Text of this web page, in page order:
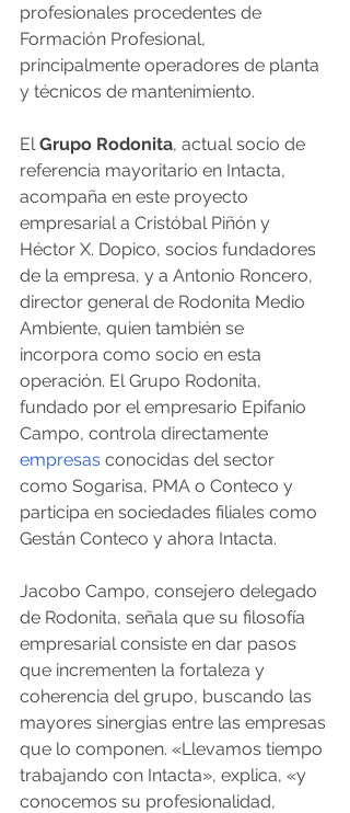
profesionales procedentes de
Formación Profesional,
principalmente operadores de planta
y técnicos de mantenimiento.
El Grupo Rodonita, actual socio de
referencia mayoritario en Intacta,
acompaña en este proyecto
empresarial a Cristóbal Piñón y
Héctor X. Dopico, socios fundadores
de la empresa, y a Antonio Roncero,
director general de Rodonita Medio
Ambiente, quien también se
incorpora como socio en esta
operación. El Grupo Rodonita,
fundado por el empresario Epifanio
Campo, controla directamente
empresas conocidas del sector
como Sogarisa, PMA o Conteco y
participa en sociedades filiales como
Gestán Conteco y ahora Intacta.
Jacobo Campo, consejero delegado
de Rodonita, señala que su filosofía
empresarial consiste en dar pasos
que incrementen la fortaleza y
coherencia del grupo, buscando las
mayores sinergias entre las empresas
que lo componen. «Llevamos tiempo
trabajando con Intacta», explica, «y
conocemos su profesionalidad,